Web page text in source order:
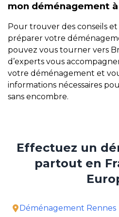
mon déménagement à
Pour trouver des conseils
préparer votre
pouvez vous tourner vers
d’experts vous
votre déménagement et
informations nécessaires
sans encombre.
Effectuez un
partout en
Déménagement Rennes